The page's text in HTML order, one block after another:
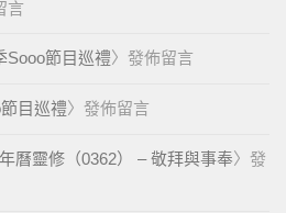
言
Sooo節目巡禮〉發佈留言
目巡禮〉發佈留言
曆靈修（0362） – 敬拜與事奉〉發